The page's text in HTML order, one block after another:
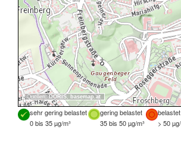
Quellen:DORIS, basemap.at
sehr gering belastet gering belastet
belastet
0 bis 35 µg/m³
35 bis 50 µg/m³ > 50